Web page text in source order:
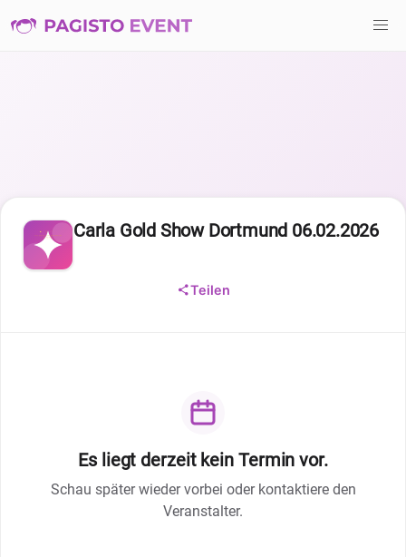
Carla Gold Show Dortmund 06.02.2026
Teilen
Es liegt derzeit kein Termin vor.
Schau später wieder vorbei oder kontaktiere den
Veranstalter.